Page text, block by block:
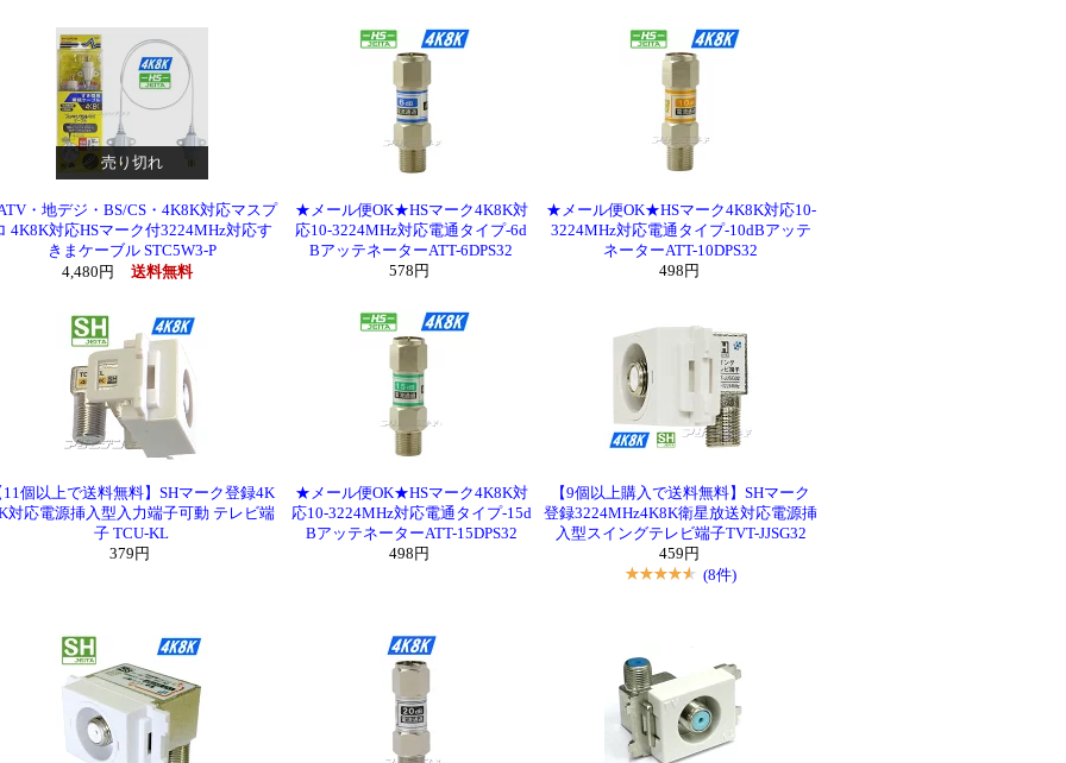
売り切れ
・地デジ・BS/CS・4K8K対応マスプ
4K8K対応HSマーク付3224MHz対応す
きまケーブル STC5W3-P
4,480円
送料無料
★メール便OK★HSマーク4K8K対
応10-3224MHz対応電通タイプ-6d
BアッテネーターATT-6DPS32
578円
★メール便OK★HSマーク4K8K対応10-
3224MHz対応電通タイプ-10dBアッテ
ネーターATT-10DPS32
498円
11個以上で送料無料】SHマーク登録4K
対応電源挿入型入力端子可動 テレビ端
子 TCU-KL
379円
★メール便OK★HSマーク4K8K対
応10-3224MHz対応電通タイプ-15d
BアッテネーターATT-15DPS32
498円
【9個以上購入で送料無料】SHマーク
登録3224MHz4K8K衛星放送対応電源挿
入型スイングテレビ端子TVT-JJSG32
459円
(8件)